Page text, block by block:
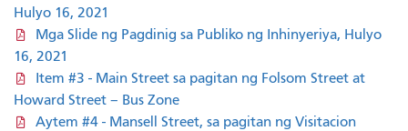
Hulyo 16, 2021
Mga Slide ng Pagdinig sa Publiko ng Inhinyeriya, Hulyo
16, 2021
Item #3 - Main Street sa pagitan ng Folsom Street at
Howard Street – Bus Zone
Aytem #4 - Mansell Street, sa pagitan ng Visitacion